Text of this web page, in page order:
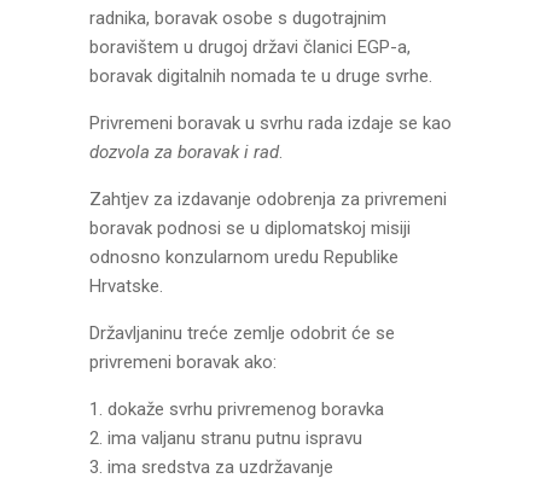
radnika, boravak osobe s dugotrajnim
boravištem u drugoj državi članici EGP-a,
boravak digitalnih nomada te u druge svrhe.
Privremeni boravak u svrhu rada izdaje se kao
dozvola za boravak i rad.
Zahtjev za izdavanje odobrenja za privremeni
boravak podnosi se u diplomatskoj misiji
odnosno konzularnom uredu Republike
Hrvatske.
Državljaninu treće zemlje odobrit će se
privremeni boravak ako:
1. dokaže svrhu privremenog boravka
2. ima valjanu stranu putnu ispravu
3. ima sredstva za uzdržavanje